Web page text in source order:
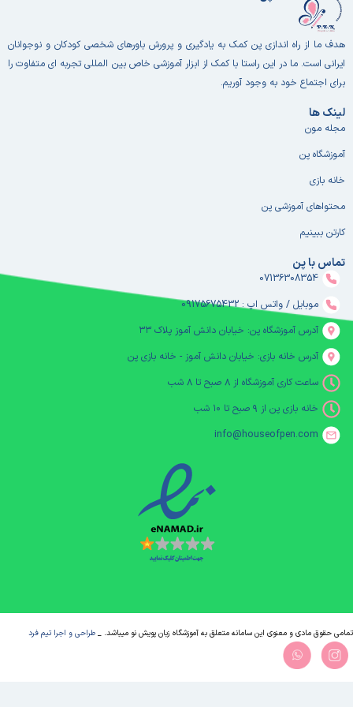
هدف ما از راه اندازی پن کمک به یادگیری و پرورش باورهای شخصی کودکان و نوجوانان
ایرانی است. ما در این راستا با کمک از ابزار آموزشی خاص بین المللی تجربه ای متفاوت را
برای اجتماع خود به وجود آوریم.
لینک ها
مجله مون
آموزشگاه پن
خانه بازی
محتواهای آموزشی پن
کارتن ببینیم
تماس با پن
07136308354
موبایل / واتس اپ : 09175675432
آدرس آموزشگاه پن: خیابان دانش آموز پلاک ۳۳
آدرس خانه بازی: خیابان دانش آموز - خانه بازی پن
ساعت کاری آموزشگاه از ۸ صبح تا ۸ شب
خانه بازی پن از ۹ صبح تا ۱۰ شب
info@houseofpen.com
حقوق مادی و معنوی این سامانه متعلق به آموزشگاه زبان پویش نو میباشد. _ طراحی و اجرا تیم فرد